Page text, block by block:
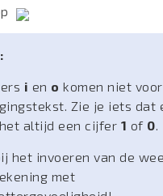
i en o komen niet
Zie je iets dat
altijd een cijfer 1 of 0
het invoeren van de
met